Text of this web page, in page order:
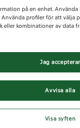
på en enhet. Använda
profiler för att välja
eller kombinationer av data
Avvisa alla
Jag accepterar
Visa syften